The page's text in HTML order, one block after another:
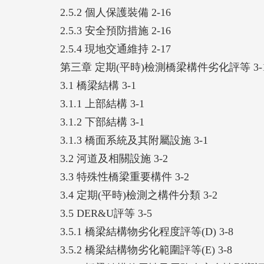
2.5.2 個人保護裝備 2-16
2.5.3 安全預防措施 2-16
2.5.4 現地交通維持 2-17
第三章 定期(平時)檢測橋梁構件劣化評等 3-
3.1 橋梁結構 3-1
3.1.1 上部結構 3-1
3.1.2 下部結構 3-1
3.1.3 橋面系統及其附屬設施 3-1
3.2 河道及相關設施 3-2
3.3 特殊性橋梁重要構件 3-2
3.4 定期(平時)檢測之構件分類 3-2
3.5 DER&U評等 3-5
3.5.1 橋梁結構物劣化程度評等(D) 3-8
3.5.2 橋梁結構物劣化範圍評等(E) 3-8